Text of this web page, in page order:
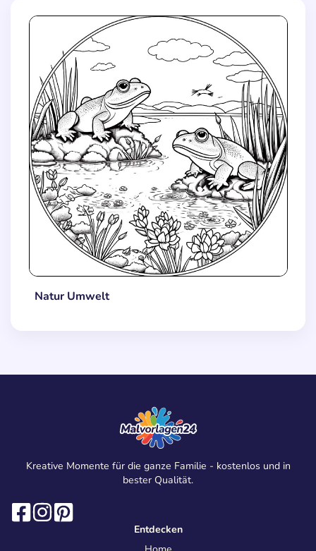
Natur Umwelt
Kreative Momente für die ganze Familie - kostenlos und in
bester Qualität.
Entdecken